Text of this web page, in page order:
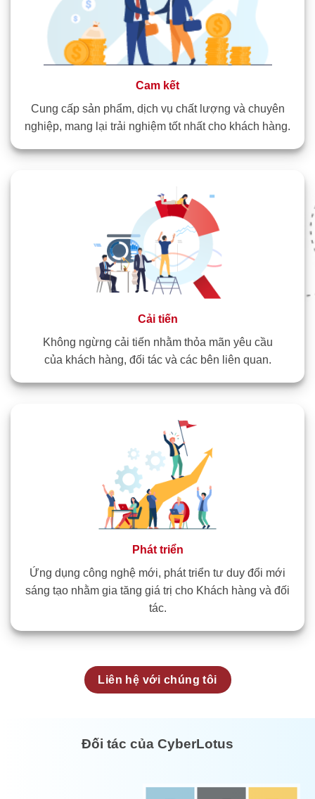
Cam kết
Cung cấp sản phẩm, dịch vụ chất lượng và chuyên
nghiệp, mang lại trải nghiệm tốt nhất cho khách hàng.
Cải tiến
Không ngừng cải tiến nhằm thỏa mãn yêu cầu
của khách hàng, đối tác và các bên liên quan.
Phát triển
Ứng dụng công nghệ mới, phát triển tư duy đổi mới
sáng tạo nhằm gia tăng giá trị cho Khách hàng và đối
tác.
Liên hệ với chúng tôi
Đối tác của CyberLotus